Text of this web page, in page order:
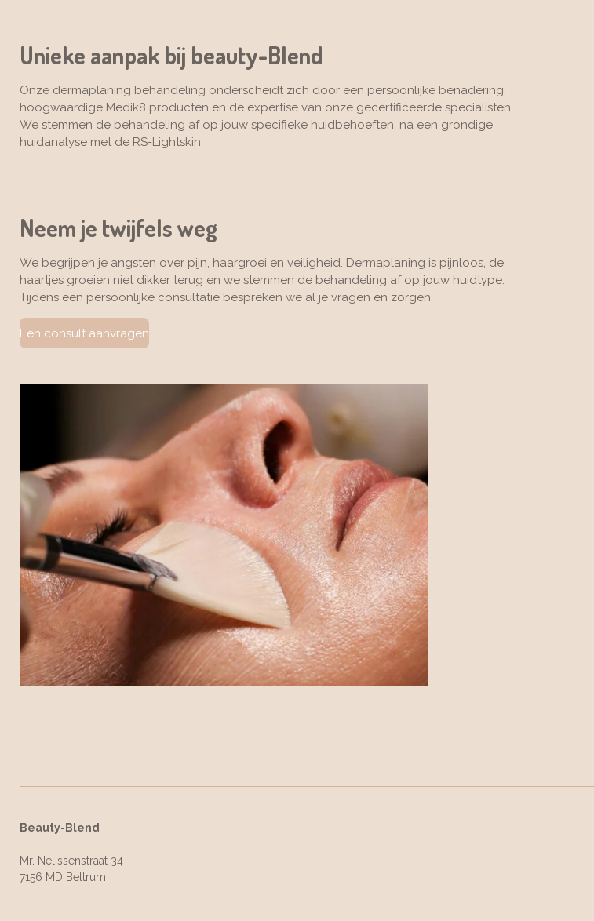
Unieke aanpak bij beauty-Blend
Onze dermaplaning behandeling onderscheidt zich door een persoonlijke benadering,
hoogwaardige Medik8 producten en de expertise van onze gecertificeerde specialisten.
We stemmen de behandeling af op jouw specifieke huidbehoeften, na een grondige
huidanalyse met de RS-Lightskin.
Neem je twijfels weg
We begrijpen je angsten over pijn, haargroei en veiligheid. Dermaplaning is pijnloos, de
haartjes groeien niet dikker terug en we stemmen de behandeling af op jouw huidtype.
Tijdens een persoonlijke consultatie bespreken we al je vragen en zorgen.
Een consult aanvragen
Beauty-Blend
Mr. Nelissenstraat 34
7156 MD Beltrum